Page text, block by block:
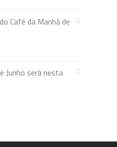
Café da Manhã de
Junho será nesta